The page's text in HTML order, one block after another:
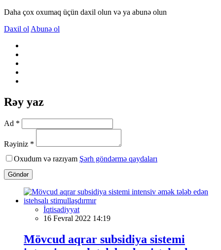
Daha çox oxumaq üçün daxil olun və ya abunə olun
Daxil ol Abunə ol
Rəy yaz
Ad *
Rəyiniz *
Oxudum və razıyam Şərh göndərmə qaydaları
Göndər
İqtisadiyyat
16 Fevral 2022 14:19
Mövcud aqrar subsidiya sistemi